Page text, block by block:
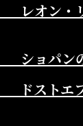
レオン・
ショパン
ストエフ